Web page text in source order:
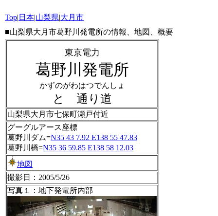
Top| 日本|山梨県|大月市
東京電力
葛野川発電所
かずのがわはつでんしょ
と 通り道
山梨県大月市七保町瀬戸付近
グーグルアース座標
葛野川ダム=N35 43 7.92 E138 55 47.83
葛野川橋=N35 36 59.85 E138 58 12.03
地図
撮影日：2005/5/26
写真１：地下発電所内部
■山梨県大月市葛野川発電所の情報、地図、概要